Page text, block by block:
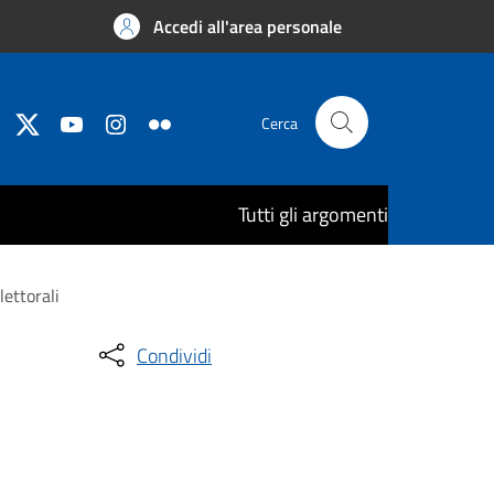
Accedi all'area personale
Cerca
Tutti gli argomenti
Condividi